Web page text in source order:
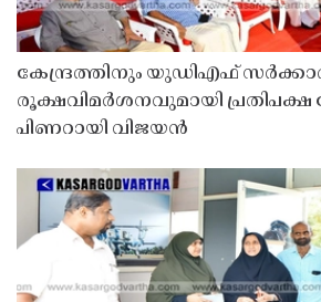
കേന്ദ്രത്തിനും യുഡിഎഫ്
രൂക്ഷവിമർശനവുമായി
പിണറായി വിജയൻ